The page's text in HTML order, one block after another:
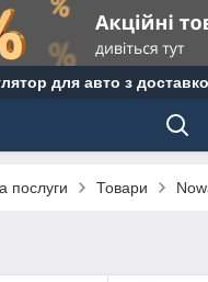
для авто з
послуги Товари